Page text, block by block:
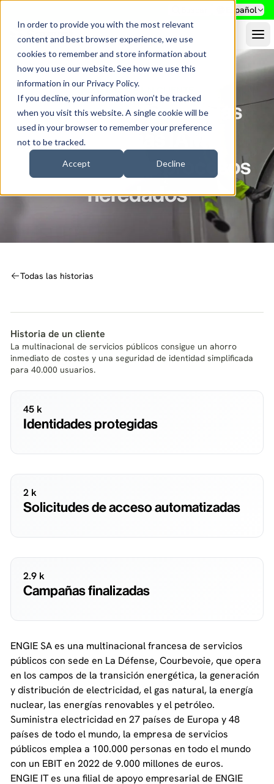
In order to provide you with the most relevant
content and best browser experience, we use
cookies to remember and store information about
how you use our website. See how we use this
information in our Privacy Policy.
If you decline, your information won’t be tracked
when you visit this website. A single cookie will be
used in your browser to remember your preference
not to be tracked.
Accept Decline
Español
HISTORIA DE UN CLIENTE
ENGIE IT consolida las
plataformas IAM y
automatiza los procesos
heredados
Todas las historias
Historia de un cliente
La multinacional de servicios públicos consigue un ahorro
inmediato de costes y una seguridad de identidad simplificada
para 40.000 usuarios.
45 k
Identidades protegidas
2 k
Solicitudes de acceso automatizadas
2.9 k
Campañas finalizadas
ENGIE SA es una multinacional francesa de servicios
públicos con sede en La Défense, Courbevoie, que opera
en los campos de la transición energética, la generación
y distribución de electricidad, el gas natural, la energía
nuclear, las energías renovables y el petróleo.
Suministra electricidad en 27 países de Europa y 48
países de todo el mundo, la empresa de servicios
públicos emplea a 100.000 personas en todo el mundo
con un EBIT en 2022 de 9.000 millones de euros.
ENGIE IT es una filial de apoyo empresarial de ENGIE